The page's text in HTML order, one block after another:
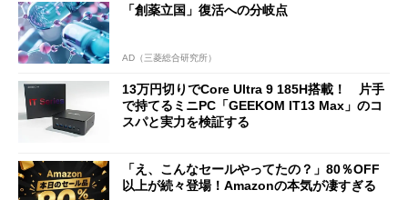
「創薬立国」復活への分岐点
AD（三菱総合研究所）
13万円切りでCore Ultra 9 185H搭載！ 片手
で持てるミニPC「GEEKOM IT13 Max」のコ
スパと実力を検証する
「え、こんなセールやってたの？」80％OFF
以上が続々登場！Amazonの本気が凄すぎる